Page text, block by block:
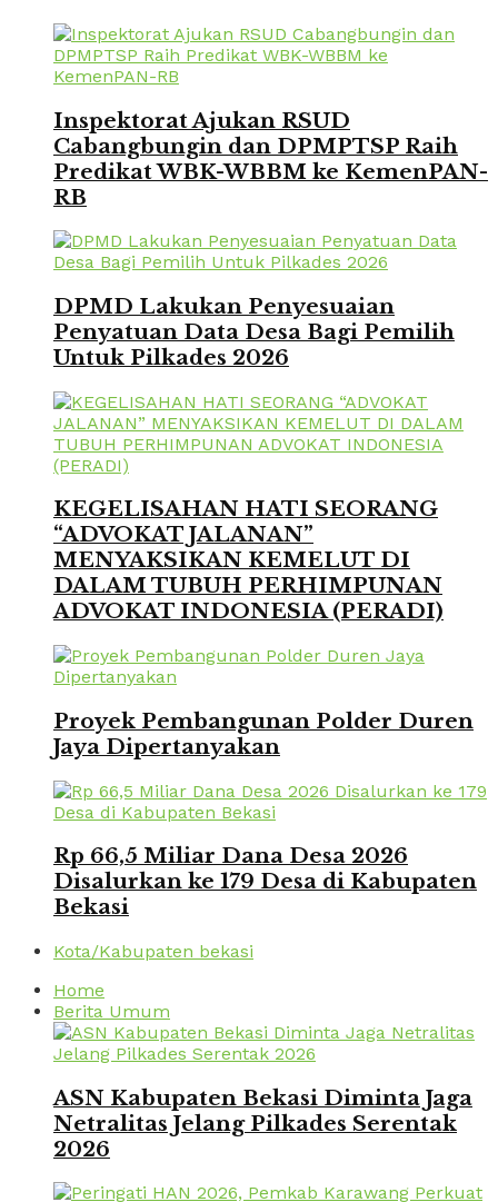
Inspektorat Ajukan RSUD
Cabangbungin dan DPMPTSP Raih
Predikat WBK-WBBM ke KemenPAN-
RB
DPMD Lakukan Penyesuaian
Penyatuan Data Desa Bagi Pemilih
Untuk Pilkades 2026
KEGELISAHAN HATI SEORANG
“ADVOKAT JALANAN”
MENYAKSIKAN KEMELUT DI
DALAM TUBUH PERHIMPUNAN
ADVOKAT INDONESIA (PERADI)
Proyek Pembangunan Polder Duren
Jaya Dipertanyakan
Rp 66,5 Miliar Dana Desa 2026
Disalurkan ke 179 Desa di Kabupaten
Bekasi
Kota/Kabupaten bekasi
Home
Berita Umum
ASN Kabupaten Bekasi Diminta Jaga
Netralitas Jelang Pilkades Serentak
2026